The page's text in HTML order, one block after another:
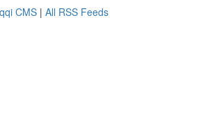
CMS | All RSS Feeds